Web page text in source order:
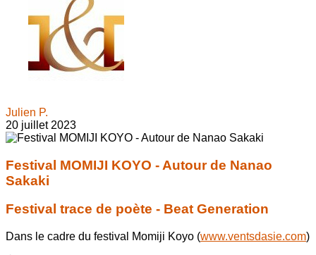
Julien P.
20 juillet 2023
Festival MOMIJI KOYO - Autour de Nanao
Sakaki
Festival trace de poète - Beat Generation
Dans le cadre du festival Momiji Koyo (www.ventsdasie.com)